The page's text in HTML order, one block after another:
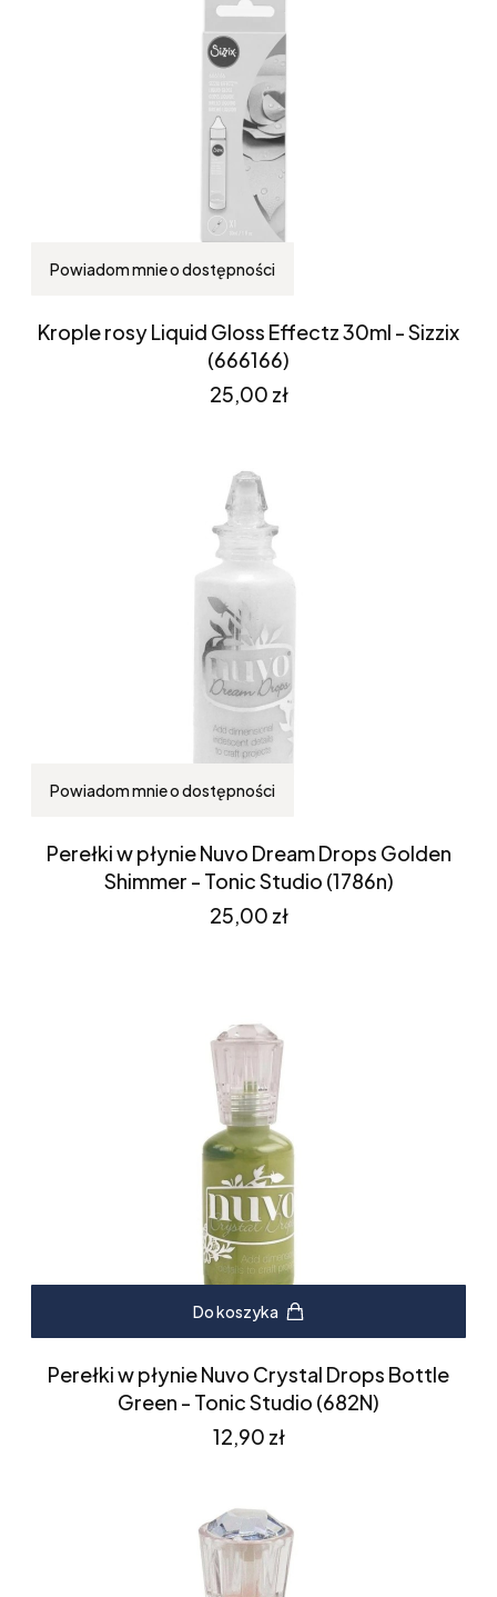
Powiadom mnie o dostępności
Krople rosy Liquid Gloss Effectz 30ml - Sizzix
(666166)
Cena
25,00 zł
Powiadom mnie o dostępności
Perełki w płynie Nuvo Dream Drops Golden
Shimmer - Tonic Studio (1786n)
Cena
25,00 zł
Do koszyka
Perełki w płynie Nuvo Crystal Drops Bottle
Green - Tonic Studio (682N)
Cena
12,90 zł